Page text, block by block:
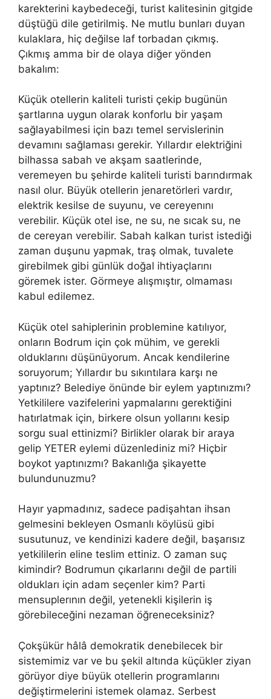
karekterini kaybedeceği, turist kalitesinin gitgide
düştüğü dile getirilmiş. Ne mutlu bunları duyan
kulaklara, hiç değilse laf torbadan çıkmış.
Çıkmış amma bir de olaya diğer yönden
bakalım:
Küçük otellerin kaliteli turisti çekip bugünün
şartlarına uygun olarak konforlu bir yaşam
sağlayabilmesi için bazı temel servislerinin
devamını sağlaması gerekir. Yıllardır elektriğini
bilhassa sabah ve akşam saatlerinde,
veremeyen bu şehirde kaliteli turisti barındırmak
nasıl olur. Büyük otellerin jenaretörleri vardır,
elektrik kesilse de suyunu, ve cereyenını
verebilir. Küçük otel ise, ne su, ne sıcak su, ne
de cereyan verebilir. Sabah kalkan turist istediği
zaman duşunu yapmak, traş olmak, tuvalete
girebilmek gibi günlük doğal ihtiyaçlarını
göremek ister. Görmeye alışmıştır, olmaması
kabul edilemez.
Küçük otel sahiplerinin problemine katılıyor,
onların Bodrum için çok mühim, ve gerekli
olduklarını düşünüyorum. Ancak kendilerine
soruyorum; Yıllardır bu sıkıntılara karşı ne
yaptınız? Belediye önünde bir eylem yaptınızmı?
Yetkililere vazifelerini yapmalarını gerektiğini
hatırlatmak için, birkere olsun yollarını kesip
sorgu sual ettinizmi? Birlikler olarak bir araya
gelip YETER eylemi düzenlediniz mi? Hiçbir
boykot yaptınızmı? Bakanlığa şikayette
bulundunuzmu?
Hayır yapmadınız, sadece padişahtan ihsan
gelmesini bekleyen Osmanlı köylüsü gibi
susutunuz, ve kendinizi kadere değil, başarısız
yetkililerin eline teslim ettiniz. O zaman suç
kimindir? Bodrumun çıkarlarını değil de partili
oldukları için adam seçenler kim? Parti
mensuplerının değil, yetenekli kişilerin iş
görebileceğini nezaman öğreneceksiniz?
Çokşükür hâlâ demokratik denebilecek bir
sistemimiz var ve bu şekil altında küçükler ziyan
görüyor diye büyük otellerin programlarını
değiştirmelerini istemek olamaz. Serbest